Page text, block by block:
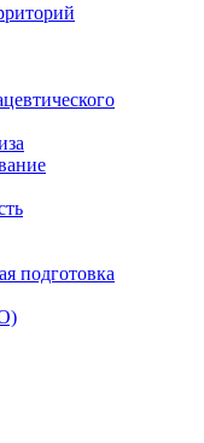
подготовка